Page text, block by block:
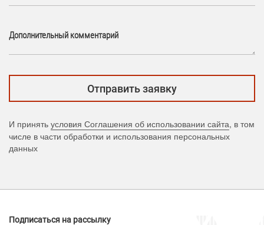
Дополнительный комментарий
И принять условия Соглашения об использовании сайта, в том
числе в части обработки и использования персональных
данных
Подписаться на рассылку